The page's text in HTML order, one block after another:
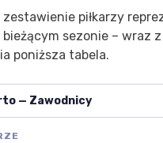
zestawienie piłkarzy
bieżącym sezonie – wraz
poniższa tabela.
— Zawodnicy